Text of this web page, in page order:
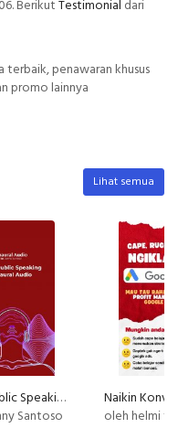
BerikutTestimonial dari
terbaik, penawaran khusus
promo lainnya
Lihat semua
Pede Public Speaking Binaural Audio
Santoso
oleh helmi